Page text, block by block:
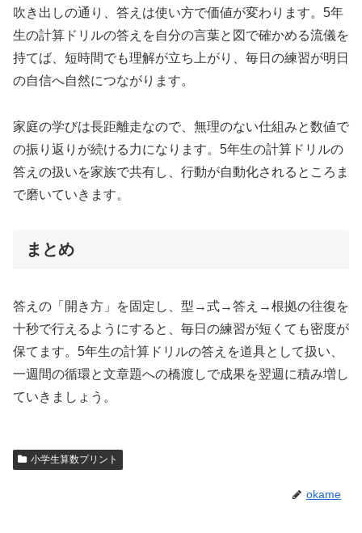
吹き出しの通り、答えは使い方で価値が変わります。5年
生の計算ドリルの答えを自分の言葉と図で確かめる流儀を
持てば、短時間でも理解が立ち上がり、毎日の練習が明日
の自信へ自然につながります。
家庭の学びは長距離走なので、無理のない仕組みと数値で
の振り返りが続ける力になります。5年生の計算ドリルの
答えの扱いを家族で共有し、行動が自動化されるところま
で磨いていきます。
まとめ
答えの「開き方」を固定し、型→式→答え→根拠の往復を
十秒で行えるようにすると、毎日の練習が短くても密度が
保てます。5年生の計算ドリルの答えを道具として扱い、
一週間の循環と文章題への橋渡しで成果を翌週に積み増し
ていきましょう。
小学生算数プリント
okame